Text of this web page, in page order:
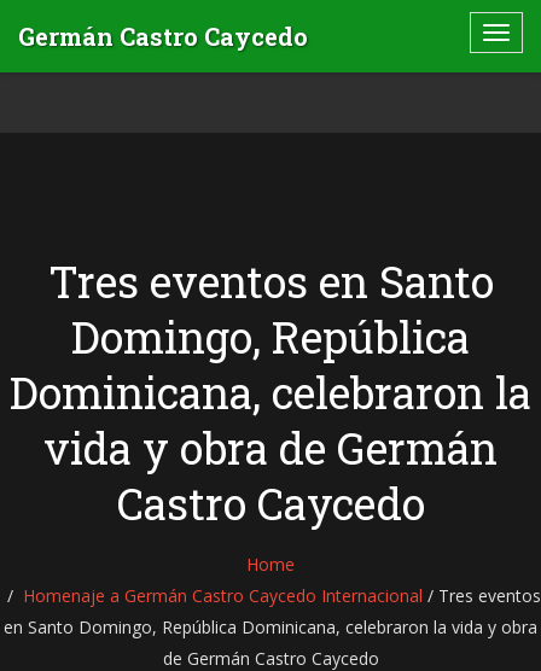
Tres eventos en Santo
Domingo, República
Dominicana, celebraron la
vida y obra de Germán
Castro Caycedo
Home
Homenaje a Germán Castro Caycedo Internacional /Tres eventos
en Santo Domingo, República Dominicana, celebraron la vida y obra
de Germán Castro Caycedo